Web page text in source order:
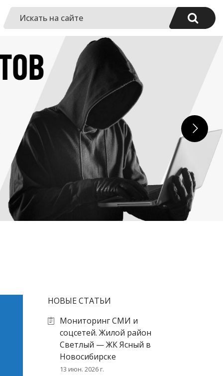
НОВЫЕ СТАТЬИ
Мониторинг СМИ и
соцсетей. Жилой район
Светлый — ЖК Ясный в
Новосибирске
13 июн. 2026 г.